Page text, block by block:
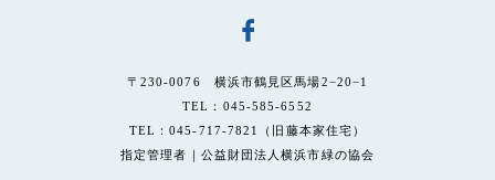
〒230-0076 横浜市鶴見区馬場2−20−1
TEL：045-585-6552
TEL：045-717-7821（旧藤本家住宅）
指定管理者｜公益財団法人横浜市緑の協会